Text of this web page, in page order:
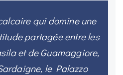
qui domine une
partagée entre les
et de Guamaggiore,
le Palazzo